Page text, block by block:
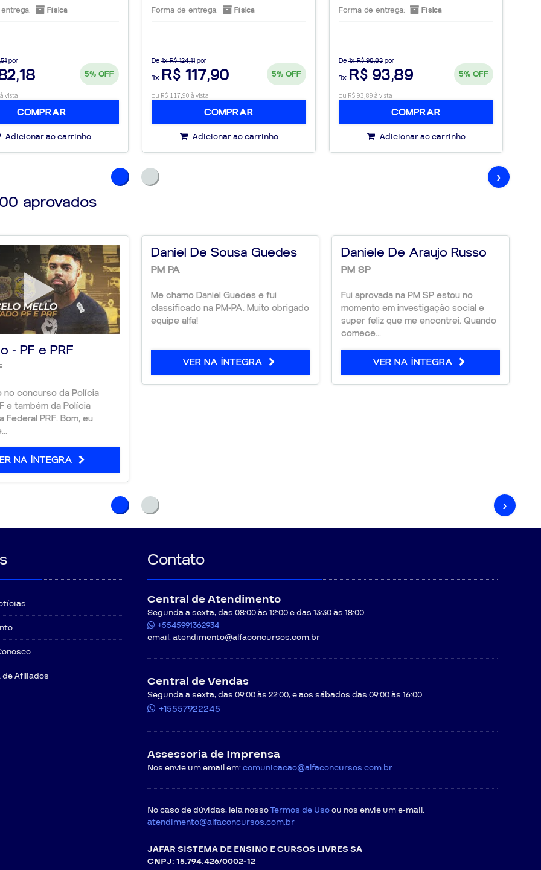
Física
por
5% OFF
vista
COMPRAR
Adicionar ao carrinho
Forma de entrega: Física
De 1x R$ 124,11 por
1x R$ 117,90 5% OFF
ou R$ 117,90 à vista
COMPRAR
Adicionar ao carrinho
Forma de entrega: Física
De 1x R$ 98,83 por
1x R$ 93,89 5% OFF
ou R$ 93,89 à vista
COMPRAR
Adicionar ao carrinho
›
aprovados
- PF e PRF
no concurso da Polícia
e também da Polícia
Federal PRF. Bom, eu
NA ÍNTEGRA
Daniel De Sousa Guedes
PM PA
Me chamo Daniel Guedes e fui
classificado na PM-PA. Muito obrigado
equipe alfa!
VER NA ÍNTEGRA
Daniele De Araujo Russo
PM SP
Fui aprovada na PM SP estou no
momento em investigação social e
super feliz que me encontrei. Quando
comece...
VER NA ÍNTEGRA
›
Afiliados
Contato
Central de Atendimento
Segunda a sexta, das 08:00 às 12:00 e das 13:30 às 18:00.
+5545991362934
email:atendimento@alfaconcursos.com.br
Central de Vendas
Segunda a sexta, das 09:00 às 22:00, e aos sábados das 09:00 às 16:00
+15557922245
Assessoria de Imprensa
Nos envie um email em:comunicacao@alfaconcursos.com.br
No caso de dúvidas, leia nossoTermos de Usoou nos envie um e-mail.
atendimento@alfaconcursos.com.br
JAFAR SISTEMA DE ENSINO E CURSOS LIVRES SA
CNPJ: 15.794.426/0002-12